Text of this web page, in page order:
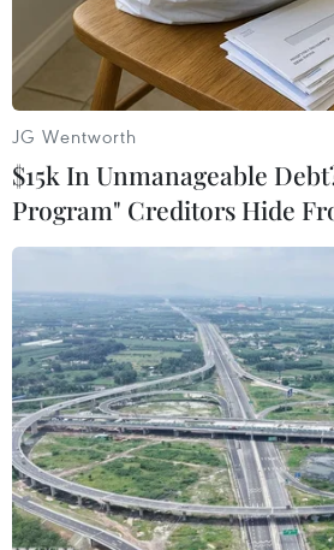
(Ảnh minh họa:
Ngày 28/11, Bộ đội Biên
sản tỉnh Quảng Bình đang
khai thác trên biển tìm kiếm
Văn Thiện (30 tuổi, trú tại
JG Wentworth
$15k In Unmanageable
Program" Creditors Hide